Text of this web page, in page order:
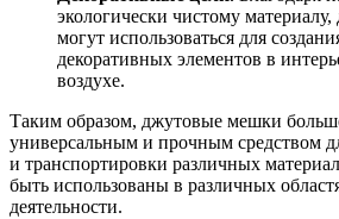
экологически чистому
могут использоваться для
декоративных элементов в
воздухе.
Таким образом, джутовые мешки
универсальным и прочным средством
и транспортировки различных
быть использованы в различных
деятельности.